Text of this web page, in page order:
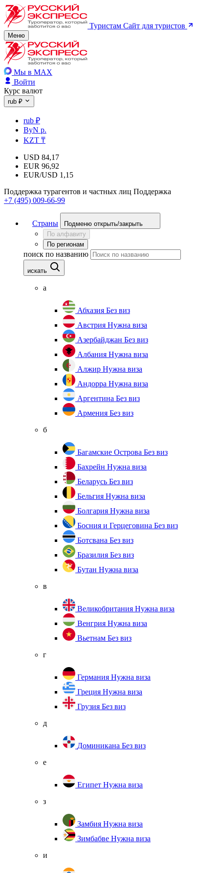
Туристам Сайт для туристов
Меню
Мы в MAX
Войти
Курс валют
rub ₽
rub ₽
ByN р.
KZT ₸
USD 84,17
EUR 96,92
EUR/USD 1,15
Поддержка турагентов и частных лиц Поддержка
+7 (495) 009-66-99
Страны
Подменю открыть/закрыть
По алфавиту
По регионам
поиск по названию
искать
а
Абхазия Без виз
Австрия Нужна виза
Азербайджан Без виз
Албания Нужна виза
Алжир Нужна виза
Андорра Нужна виза
Аргентина Без виз
Армения Без виз
б
Багамские Острова Без виз
Бахрейн Нужна виза
Беларусь Без виз
Бельгия Нужна виза
Болгария Нужна виза
Босния и Герцеговина Без виз
Ботсвана Без виз
Бразилия Без виз
Бутан Нужна виза
в
Великобритания Нужна виза
Венгрия Нужна виза
Вьетнам Без виз
г
Германия Нужна виза
Греция Нужна виза
Грузия Без виз
д
Доминикана Без виз
е
Египет Нужна виза
з
Замбия Нужна виза
Зимбабве Нужна виза
и